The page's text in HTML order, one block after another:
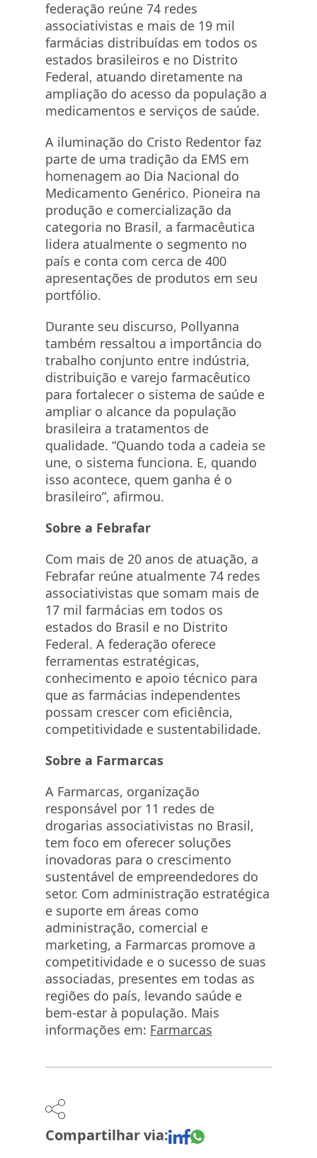
federação reúne 74 redes
associativistas e mais de 19 mil
farmácias distribuídas em todos os
estados brasileiros e no Distrito
Federal, atuando diretamente na
ampliação do acesso da população a
medicamentos e serviços de saúde.
A iluminação do Cristo Redentor faz
parte de uma tradição da EMS em
homenagem ao Dia Nacional do
Medicamento Genérico. Pioneira na
produção e comercialização da
categoria no Brasil, a farmacêutica
lidera atualmente o segmento no
país e conta com cerca de 400
apresentações de produtos em seu
portfólio.
Durante seu discurso, Pollyanna
também ressaltou a importância do
trabalho conjunto entre indústria,
distribuição e varejo farmacêutico
para fortalecer o sistema de saúde e
ampliar o alcance da população
brasileira a tratamentos de
qualidade. “Quando toda a cadeia se
une, o sistema funciona. E, quando
isso acontece, quem ganha é o
brasileiro”, afirmou.
Sobre a Febrafar
Com mais de 20 anos de atuação, a
Febrafar reúne atualmente 74 redes
associativistas que somam mais de
17 mil farmácias em todos os
estados do Brasil e no Distrito
Federal. A federação oferece
ferramentas estratégicas,
conhecimento e apoio técnico para
que as farmácias independentes
possam crescer com eficiência,
competitividade e sustentabilidade.
Sobre a Farmarcas
A Farmarcas, organização
responsável por 11 redes de
drogarias associativistas no Brasil,
tem foco em oferecer soluções
inovadoras para o crescimento
sustentável de empreendedores do
setor. Com administração estratégica
e suporte em áreas como
administração, comercial e
marketing, a Farmarcas promove a
competitividade e o sucesso de suas
associadas, presentes em todas as
regiões do país, levando saúde e
bem-estar à população. Mais
informações em: Farmarcas
Compartilhar via: